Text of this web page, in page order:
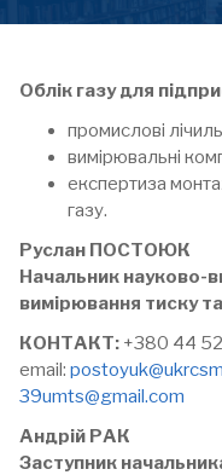
Облік газу для
промислові
вимірювальні
експертиза
газу.
Руслан ПОСТОЮК
Начальник науково-
вимірювання тиску
КОНТАКТ: +380 44
email:
39umts@gmail.com
Андрій РАК
Заступник